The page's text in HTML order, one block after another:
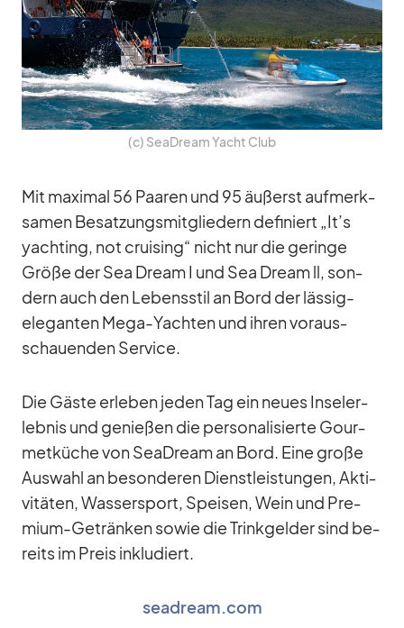
(c) SeaD­ream Yacht Club
Mit ma­xi­mal 56 Paa­ren und 95 äu­ßerst auf­merk­
sa­men Be­sat­zungs­mit­glie­dern de­fi­niert „It’s
yacht­ing, not crui­sing“ nicht nur die ge­ringe
Größe der Sea Dream I und Sea Dream ll, son­
dern auch den Le­bens­stil an Bord der läs­sig-
ele­gan­ten Mega-Yach­ten und ih­ren vor­aus­
schau­en­den Ser­vice.
Die Gäste er­le­ben je­den Tag ein neues In­sel­er­
leb­nis und ge­nie­ßen die per­so­na­li­sierte Gour­
met­kü­che von SeaD­ream an Bord. Eine große
Aus­wahl an be­son­de­ren Dienst­leis­tun­gen, Ak­ti­
vi­tä­ten, Was­ser­sport, Spei­sen, Wein und Pre­
mium-Ge­trän­ken so­wie die Trink­gel­der sind be­
reits im Preis in­klu­diert.
seadream.com